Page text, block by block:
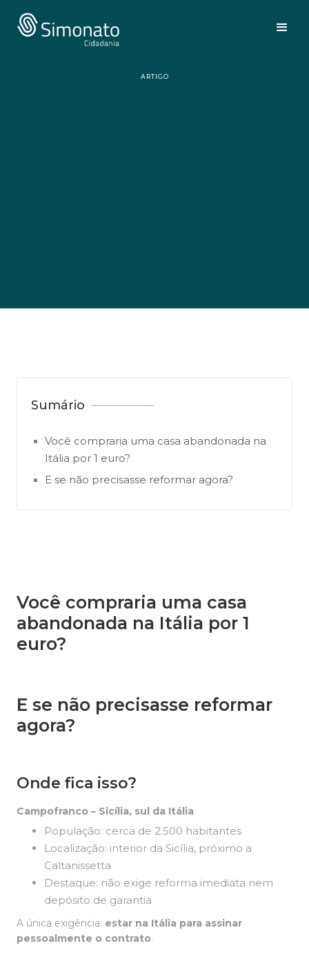
ARTIGO
Sumário
Você compraria uma casa abandonada na
Itália por 1 euro?
E se não precisasse reformar agora?
Você compraria uma casa
abandonada na Itália por 1
euro?
E se não precisasse reformar
agora?
Onde fica isso?
Campofranco – Sicília, sul da Itália
População: cerca de 2.500 habitantes
Localização: interior da Sicília, próximo a
Caltanissetta
Destaque: não exige reforma imediata nem
depósito de garantia
A única exigência: estar na Itália para assinar
pessoalmente o contrato.